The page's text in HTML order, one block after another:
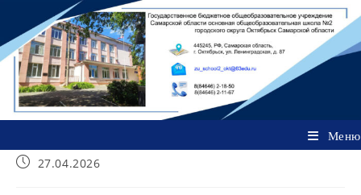
содержимому
Меню
Запись27.04.2026